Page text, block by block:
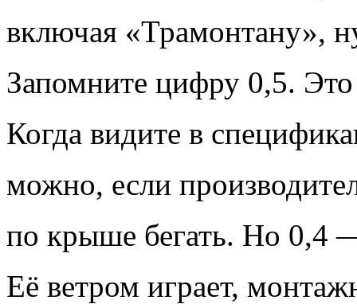
включая «Трамонтану»,
Запомните цифру 0,5.
Когда видите в
можно, если
по крыше бегать. Но 0,4
Её ветром играет,